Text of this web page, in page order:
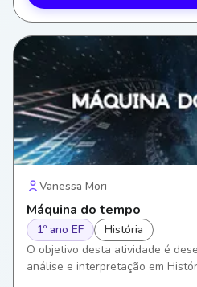
Vanessa Mori
Máquina do tempo
1º ano EF
História
O objetivo desta atividade é
análise e interpretação em